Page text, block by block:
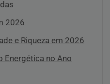
2026
e Riqueza em 2026
Energética no Ano